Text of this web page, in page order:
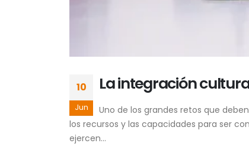
10
Jun
La integración
Uno de los grandes retos que
los recursos y las capacidades para ser
ejercen...